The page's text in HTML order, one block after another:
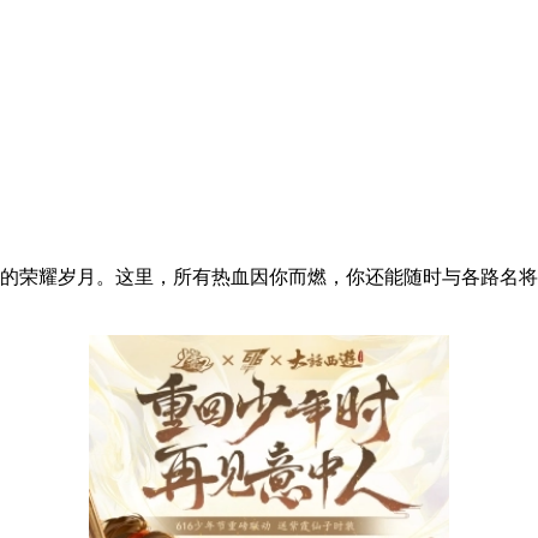
荣耀岁月。这里，所有热血因你而燃，你还能随时与各路名